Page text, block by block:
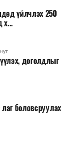
зөвлөгөөн, ой,
соёлын арга
өндөр албан
гадаад
авах зардал;
төхөөрөмж,
бусад
үйлчлэх 250
х...
доголдлыг
лаг боловсруулах